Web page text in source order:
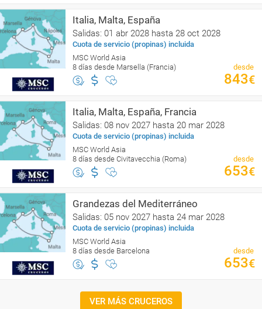
Italia, Malta, España
Salidas: 01 abr 2028 hasta 28 oct 2028
Cuota de servicio (propinas) incluida
MSC World Asia
8 días desde Marsella (Francia)
desde
843€
Italia, Malta, España, Francia
Salidas: 08 nov 2027 hasta 20 mar 2028
Cuota de servicio (propinas) incluida
MSC World Asia
8 días desde Civitavecchia (Roma)
desde
653€
Grandezas del Mediterráneo
Salidas: 05 nov 2027 hasta 24 mar 2028
Cuota de servicio (propinas) incluida
MSC World Asia
8 días desde Barcelona
desde
653€
VER MÁS CRUCEROS